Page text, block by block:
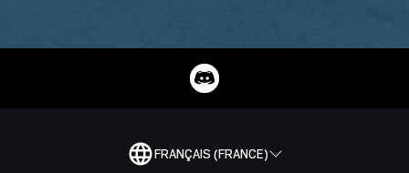
FRANÇAIS (FRANCE)